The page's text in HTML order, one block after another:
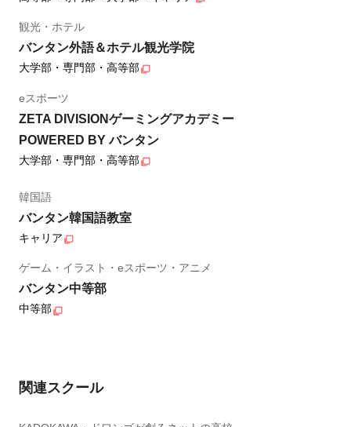
観光・ホテル
バンタン外語＆ホテル観光学院
大学部・専門部・高等部
eスポーツ
ZETA DIVISIONゲーミングアカデミー
POWERED BY バンタン
大学部・専門部・高等部
韓国語
バンタン韓国語教室
キャリア
ゲーム・イラスト・eスポーツ・アニメ
バンタン中等部
中等部
関連スクール